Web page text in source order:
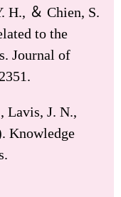
H., ＆ Chien, S.
to the
Journal of
Lavis, J. N.,
Knowledge